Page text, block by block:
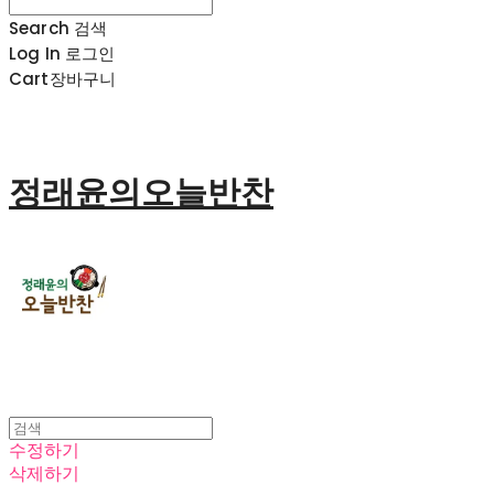
Search 검색
Log In 로그인
Cart장바구니
정래윤의오늘반찬
수정하기
삭제하기